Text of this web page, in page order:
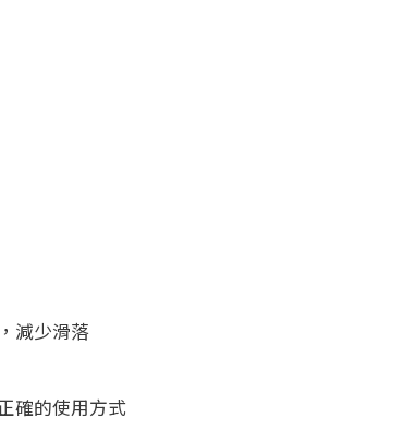
減少滑落
確的使用方式